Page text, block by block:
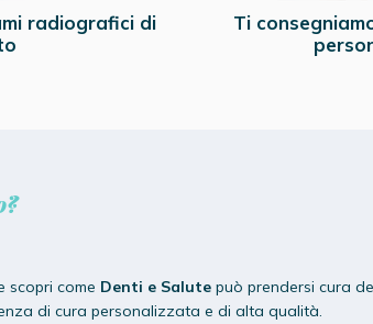
radiografici di
Ti
scopri come Denti e Salutepuò prendersi cura
di cura personalizzata e di alta qualità.